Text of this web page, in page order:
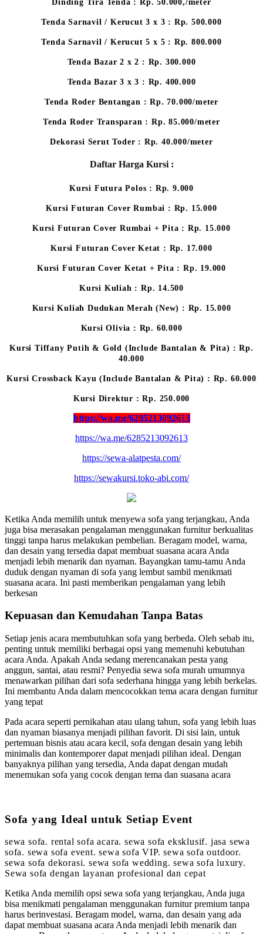
Dinding Tira Tenda : Rp. 50.000,/meter
Tenda Sarnavil / Kerucut 3 x 3 : Rp. 500.000
Tenda Sarnavil / Kerucut 5 x 5 : Rp. 800.000
Tenda Bazar 2 x 2 : Rp. 300.000
Tenda Bazar 3 x 3 : Rp. 400.000
Tenda Roder Bentangan : Rp. 70.000/meter
Tenda Roder Transparan : Rp. 85.000/meter
Dekorasi Serut Toder : Rp. 40.000/meter
Daftar Harga Kursi :
Kursi Futura Polos : Rp. 9.000
Kursi Futuran Cover Rumbai : Rp. 15.000
Kursi Futuran Cover Rumbai + Pita : Rp. 15.000
Kursi Futuran Cover Ketat : Rp. 17.000
Kursi Futuran Cover Ketat + Pita : Rp. 19.000
Kursi Kuliah : Rp. 14.500
Kursi Kuliah Dudukan Merah (New) : Rp. 15.000
Kursi Olivia : Rp. 60.000
Kursi Tiffany Putih & Gold (Include Bantalan & Pita) : Rp.
40.000
Kursi Crossback Kayu (Include Bantalan & Pita) : Rp. 60.000
Kursi Direktur : Rp. 250.000
https://wa.me/6285213092613
https://wa.me/6285213092613
https://sewa-alatpesta.com/
https://sewakursi.toko-abi.com/
Ketika Anda memilih untuk menyewa sofa yang terjangkau, Anda
juga bisa merasakan pengalaman menggunakan furnitur berkualitas
tinggi tanpa harus melakukan pembelian. Beragam model, warna,
dan desain yang tersedia dapat membuat suasana acara Anda
menjadi lebih menarik dan nyaman. Bayangkan tamu-tamu Anda
duduk dengan nyaman di sofa yang lembut sambil menikmati
suasana acara. Ini pasti memberikan pengalaman yang lebih
berkesan
Kepuasan dan Kemudahan Tanpa Batas
Setiap jenis acara membutuhkan sofa yang berbeda. Oleh sebab itu,
penting untuk memiliki berbagai opsi yang memenuhi kebutuhan
acara Anda. Apakah Anda sedang merencanakan pesta yang
anggun, santai, atau resmi? Penyedia sewa sofa murah umumnya
menawarkan pilihan dari sofa sederhana hingga yang lebih berkelas.
Ini membantu Anda dalam mencocokkan tema acara dengan furnitur
yang tepat
Pada acara seperti pernikahan atau ulang tahun, sofa yang lebih luas
dan nyaman biasanya menjadi pilihan favorit. Di sisi lain, untuk
pertemuan bisnis atau acara kecil, sofa dengan desain yang lebih
minimalis dan kontemporer dapat menjadi pilihan ideal. Dengan
banyaknya pilihan yang tersedia, Anda dapat dengan mudah
menemukan sofa yang cocok dengan tema dan suasana acara
Sofa yang Ideal untuk Setiap Event
sewa sofa. rental sofa acara. sewa sofa eksklusif. jasa sewa
sofa. sewa sofa event. sewa sofa VIP. sewa sofa outdoor.
sewa sofa dekorasi. sewa sofa wedding. sewa sofa luxury.
Sewa sofa dengan layanan profesional dan cepat
Ketika Anda memilih opsi sewa sofa yang terjangkau, Anda juga
bisa menikmati pengalaman menggunakan furnitur premium tanpa
harus berinvestasi. Beragam model, warna, dan desain yang ada
dapat membuat suasana acara Anda menjadi lebih menarik dan